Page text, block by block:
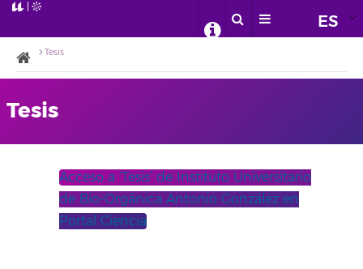
ES
Tesis
Tesis
Acceso a ‘Tesis’ de Instituto Universitario
de Bio-Orgánica Antonio González en
Portal Ciencia